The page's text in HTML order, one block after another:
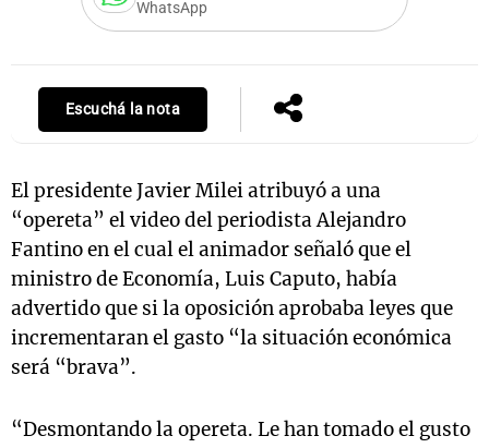
WhatsApp
Escuchá la nota
El presidente Javier Milei atribuyó a una
“opereta” el video del periodista Alejandro
Fantino en el cual el animador señaló que el
ministro de Economía, Luis Caputo, había
advertido que si la oposición aprobaba leyes que
incrementaran el gasto “la situación económica
será “brava”.
“Desmontando la opereta. Le han tomado el gusto
Notas